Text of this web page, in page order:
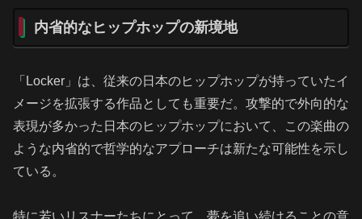
内省的なヒップホップの新境地
「Locker」は、従来の日本のヒップホップが持っていたイ
メージを拡張する作品としても重要だ。攻撃的で外向的な
表現が多かった日本のヒップホップにおいて、この楽曲の
ような内省的で哲学的なアプローチは新たな可能性を示し
ている。